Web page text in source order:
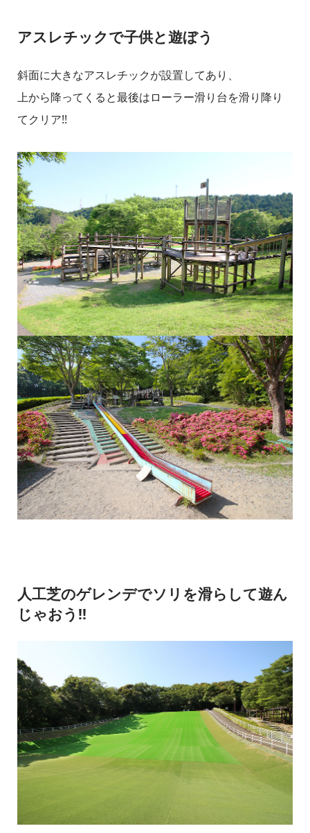
アスレチックで子供と遊ぼう
斜面に大きなアスレチックが設置してあり、
上から降ってくると最後はローラー滑り台を滑り降り
てクリア!!
人工芝のゲレンデでソリを滑らして遊ん
じゃおう!!